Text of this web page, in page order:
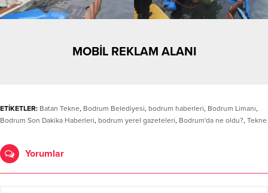
MOBİL REKLAM ALANI
ETİKETLER: Batan Tekne, Bodrum Belediyesi, bodrum haberleri, Bodrum Limanı,
Bodrum Son Dakika Haberleri, bodrum yerel gazeteleri, Bodrum'da ne oldu?, Tekne
Yorumlar